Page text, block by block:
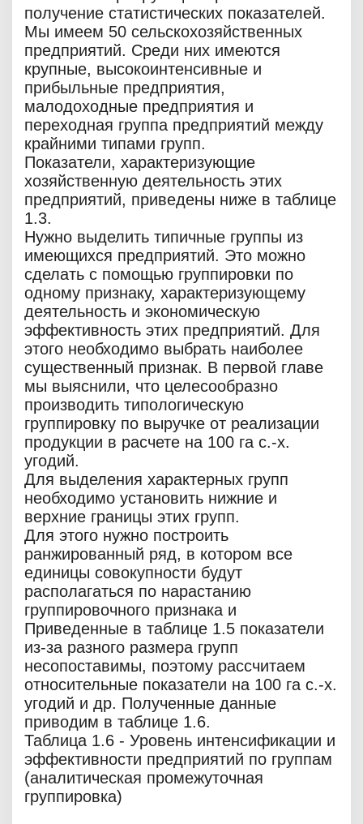
получение статистических показателей.
Мы имеем 50 сельскохозяйственных
предприятий. Среди них имеются
крупные, высокоинтенсивные и
прибыльные предприятия,
малодоходные предприятия и
переходная группа предприятий между
крайними типами групп.
Показатели, характеризующие
хозяйственную деятельность этих
предприятий, приведены ниже в таблице
1.3.
Нужно выделить типичные группы из
имеющихся предприятий. Это можно
сделать с помощью группировки по
одному признаку, характеризующему
деятельность и экономическую
эффективность этих предприятий. Для
этого необходимо выбрать наиболее
существенный признак. В первой главе
мы выяснили, что целесообразно
производить типологическую
группировку по выручке от реализации
продукции в расчете на 100 га с.-х.
угодий.
Для выделения характерных групп
необходимо установить нижние и
верхние границы этих групп.
Для этого нужно построить
ранжированный ряд, в котором все
единицы совокупности будут
располагаться по нарастанию
группировочного признака и
Приведенные в таблице 1.5 показатели
из-за разного размера групп
несопоставимы, поэтому рассчитаем
относительные показатели на 100 га с.-х.
угодий и др. Полученные данные
приводим в таблице 1.6.
Таблица 1.6 - Уровень интенсификации и
эффективности предприятий по группам
(аналитическая промежуточная
группировка)